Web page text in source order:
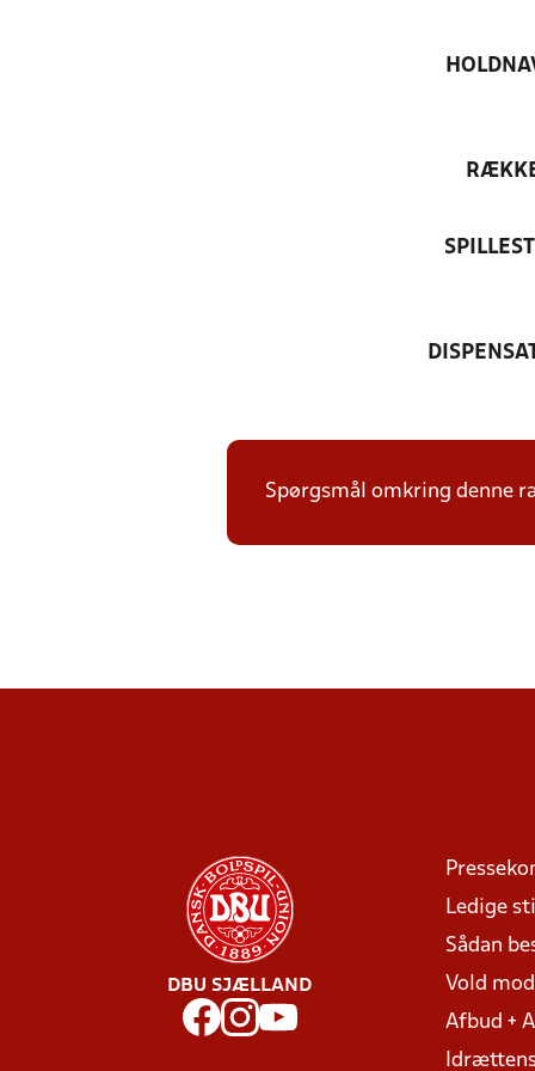
Spørgsmål omkring denne
DBU SJÆLLAND
Ledige
Sådan
Vold
Afbud +